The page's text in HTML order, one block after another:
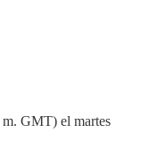
GMT) el martes